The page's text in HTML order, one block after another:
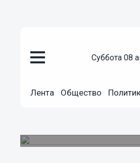
суббота 08
Лента Общество
В